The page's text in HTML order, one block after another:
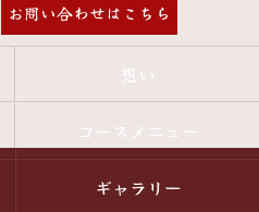
お問い合わせはこちら
想い
コースメニュー
ギャラリー